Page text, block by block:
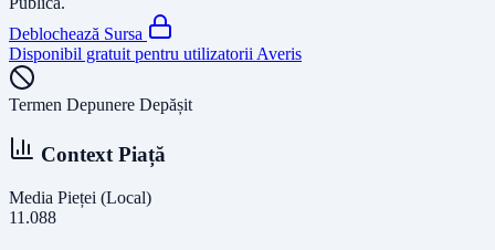
Deblochează Sursa
Disponibil gratuit pentru utilizatorii Averis
Termen Depunere Depășit
Context Piață
Media Pieței (Local)
11.088